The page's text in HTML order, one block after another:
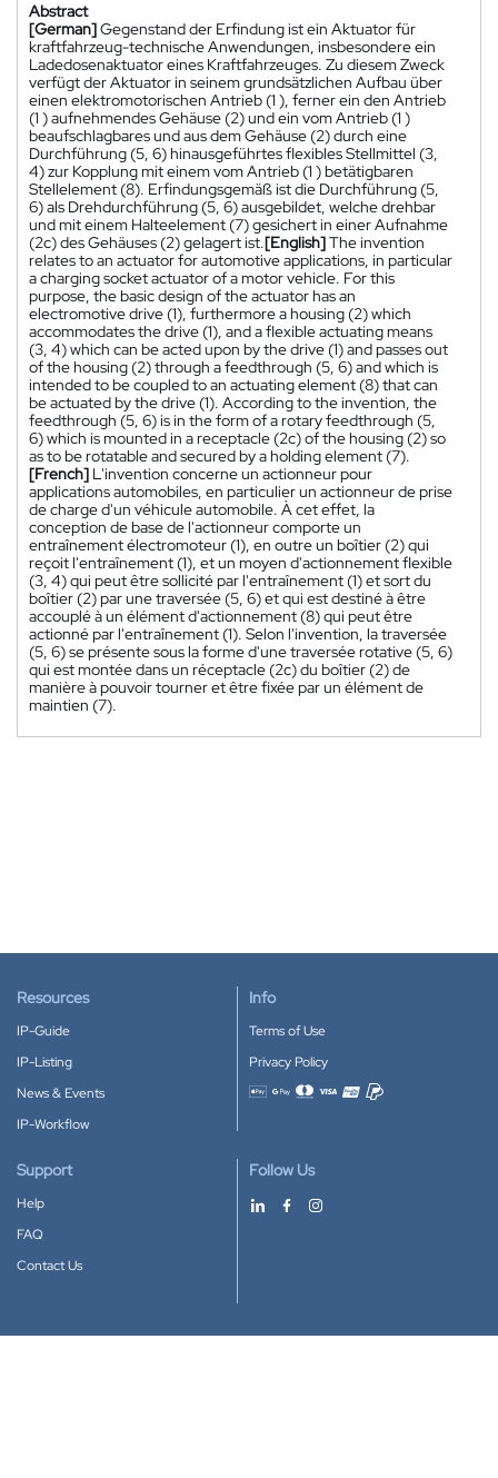
Abstract
[German]Gegenstand der Erfindung ist ein Aktuator für
kraftfahrzeug-technische Anwendungen, insbesondere ein
Ladedosenaktuator eines Kraftfahrzeuges. Zu diesem Zweck
verfügt der Aktuator in seinem grundsätzlichen Aufbau über
einen elektromotorischen Antrieb (1 ), ferner ein den Antrieb
(1 ) aufnehmendes Gehäuse (2) und ein vom Antrieb (1 )
beaufschlagbares und aus dem Gehäuse (2) durch eine
Durchführung (5, 6) hinausgeführtes flexibles Stellmittel (3,
4) zur Kopplung mit einem vom Antrieb (1 ) betätigbaren
Stellelement (8). Erfindungsgemäß ist die Durchführung (5,
6) als Drehdurchführung (5, 6) ausgebildet, welche drehbar
und mit einem Halteelement (7) gesichert in einer Aufnahme
(2c) des Gehäuses (2) gelagert ist.[English]The invention
relates to an actuator for automotive applications, in particular
a charging socket actuator of a motor vehicle. For this
purpose, the basic design of the actuator has an
electromotive drive (1), furthermore a housing (2) which
accommodates the drive (1), and a flexible actuating means
(3, 4) which can be acted upon by the drive (1) and passes out
of the housing (2) through a feedthrough (5, 6) and which is
intended to be coupled to an actuating element (8) that can
be actuated by the drive (1). According to the invention, the
feedthrough (5, 6) is in the form of a rotary feedthrough (5,
6) which is mounted in a receptacle (2c) of the housing (2) so
as to be rotatable and secured by a holding element (7).
[French] L'invention concerne un actionneur pour
applications automobiles, en particulier un actionneur de prise
de charge d'un véhicule automobile. À cet effet, la
conception de base de l'actionneur comporte un
entraînement électromoteur (1), en outre un boîtier (2) qui
reçoit l'entraînement (1), et un moyen d'actionnement flexible
(3, 4) qui peut être sollicité par l'entraînement (1) et sort du
boîtier (2) par une traversée (5, 6) et qui est destiné à être
accouplé à un élément d'actionnement (8) qui peut être
actionné par l'entraînement (1). Selon l'invention, la traversée
(5, 6) se présente sous la forme d'une traversée rotative (5, 6)
qui est montée dans un réceptacle (2c) du boîtier (2) de
manière à pouvoir tourner et être fixée par un élément de
maintien (7).
Resources
IP-Guide
IP-Listing
News & Events
IP-Workflow
Info
Terms of Use
Privacy Policy
Accepted payment methods
Support
Help
FAQ
Contact Us
Follow Us